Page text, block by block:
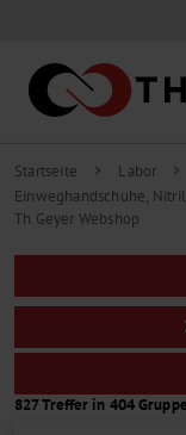
Startseite chevron_right Labor chevron_right
Einweghandschuhe,
Th.Geyer Webshop
827 Treffer in 404